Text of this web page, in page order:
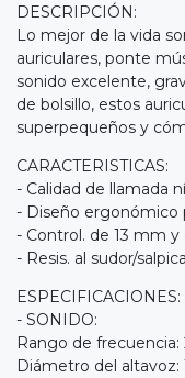
DESCRIPCIÓN:
Lo mejor de la vida
auriculares, ponte
sonido excelente,
de bolsillo, estos
superpequeños y
CARACTERISTICAS:
- Calidad de llamada
- Diseño ergonómico
- Control. de 13 mm
- Resis. al sudor/
ESPECIFICACIONES:
- SONIDO:
Rango de frecuencia:
Diámetro del altavoz: